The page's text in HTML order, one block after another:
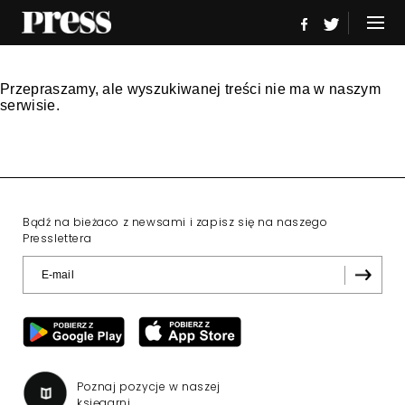
Przepraszamy, ale wyszukiwanej treści nie ma w naszym
serwisie.
Bądź na bieżaco z newsami i zapisz się na naszego
Presslettera
Poznaj pozycje w naszej